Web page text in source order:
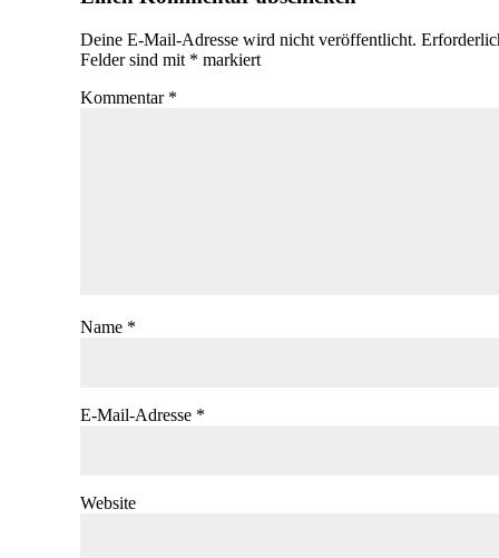
Deine E-Mail-Adresse wird nicht veröffentlicht.
Felder sind mit * markiert
Kommentar *
Name *
E-Mail-Adresse *
Website